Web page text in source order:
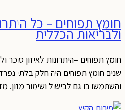
חומץ תפוחים – כל
ולבריאות הכללית
חומץ תפוחים –היתרונות לאיזון
שנים חומץ תפוחים היה חלק בלתי
והשתמשו בו גם לבישול ושימור מזון.